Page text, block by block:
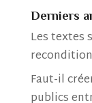
Derniers
Les textes
Faut-il
publics